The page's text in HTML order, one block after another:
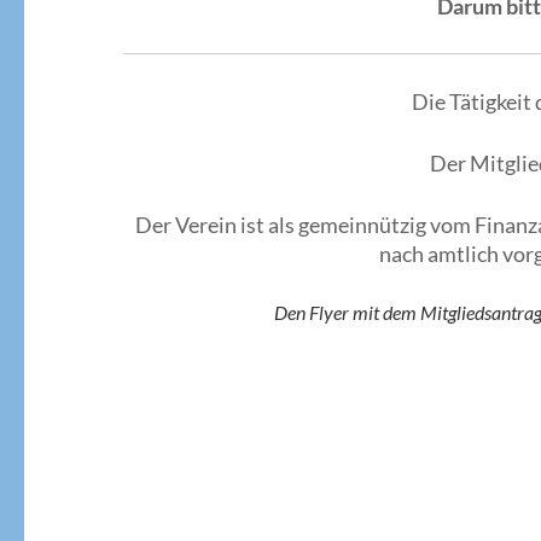
Darum
Die Tätigkeit
Der
Der Verein ist als gemeinnützig vom
nach amtlich
Den Flyer mit dem